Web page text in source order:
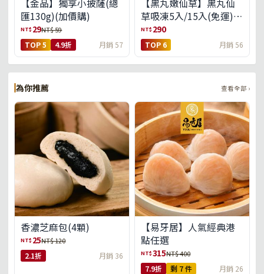
【金品】獨享小披薩(總
匯130g)(加價購)
NT$ 29NT$ 59
TOP 5 4.9折 月銷 57
【黑丸嫩仙草】黑丸仙
草吸凍5入/15入(免運)
(預購中8/14出貨)
NT$ 290
TOP 6 月銷 56
為你推薦 查看全部 ›
香濃芝麻包(4顆)
NT$ 25NT$ 120
2.1折 月銷 36
【易牙居】人氣經典港
點任選
NT$315NT$ 400
7.9折 剩 7 件 月銷 26